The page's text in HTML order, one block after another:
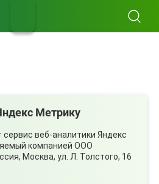
Метрику
сервис веб-аналитики Яндекс
компанией ООО
Москва, ул. Л. Толстого, 16